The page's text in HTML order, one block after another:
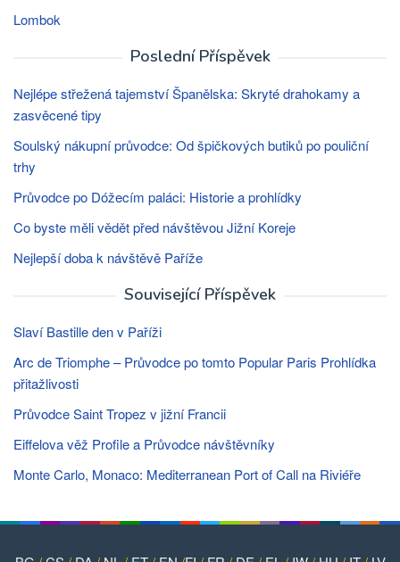
Lombok
Poslední Příspěvek
Nejlépe střežená tajemství Španělska: Skryté drahokamy a
zasvěcené tipy
Soulský nákupní průvodce: Od špičkových butiků po pouliční
trhy
Průvodce po Dóžecím paláci: Historie a prohlídky
Co byste měli vědět před návštěvou Jižní Koreje
Nejlepší doba k návštěvě Paříže
Související Příspěvek
Slaví Bastille den v Paříži
Arc de Triomphe – Průvodce po tomto Popular Paris Prohlídka
přitažlivosti
Průvodce Saint Tropez v jižní Francii
Eiffelova věž Profile a Průvodce návštěvníky
Monte Carlo, Monaco: Mediterranean Port of Call na Riviéře